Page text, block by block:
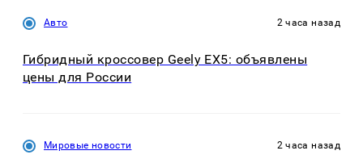
Авто 2 часа назад
Гибридный кроссовер Geely EX5: объявлены
цены для России
Мировые новости 2 часа назад